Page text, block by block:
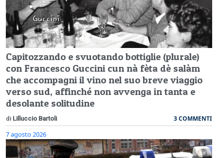
Capitozzando e svuotando bottiglie (plurale)
con Francesco Guccini cun nà fèta dè salàm
che accompagni il vino nel suo breve viaggio
verso sud, affinché non avvenga in tanta e
desolante solitudine
di Lilluccio Bartoli 3 COMMENTI
7 agosto 2026